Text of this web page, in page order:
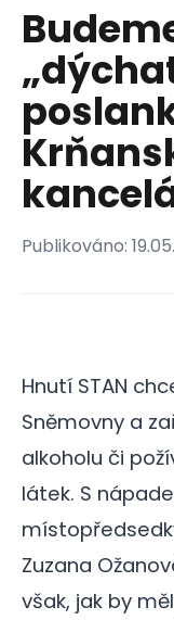
Publikováno:
Hnutí STAN
Sněmovny a
alkoholu či
látek. S
Zuzana
však, jak by